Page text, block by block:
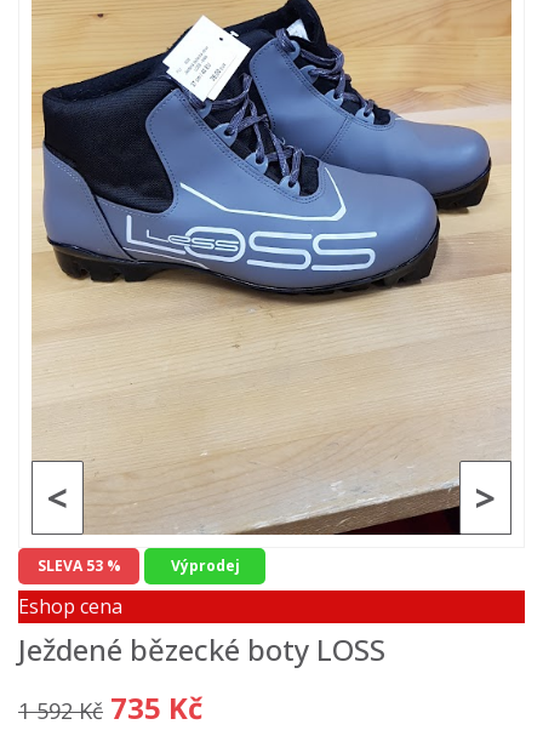
>
<
SLEVA 53 % Výprodej
Eshop cena
Ježdené bězecké boty LOSS
1 592 Kč 735 Kč